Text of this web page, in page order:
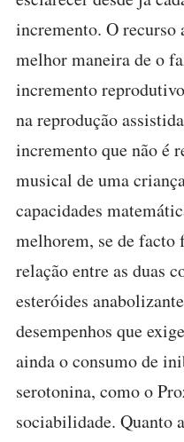
incremento. O recurso
melhor maneira de o
incremento
na reprodução
incremento que não é
musical de uma
capacidades
melhorem, se de facto
relação entre as duas
esteróides
desempenhos que
ainda o consumo de
serotonina, como o
sociabilidade. Quanto